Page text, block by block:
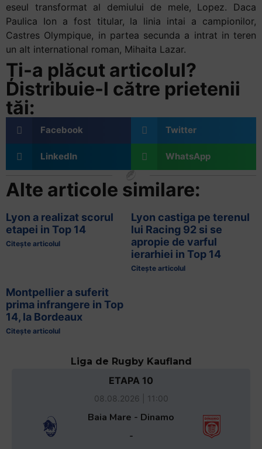
eseul transformat al demiului de mele, Lopez. Daca
Paulica Ion a fost titular, la linia intai a campionilor,
Castres Olympique, in partea secunda a intrat in teren
un alt international roman, Mihaita Lazar.
Ți-a plăcut articolul?
Distribuie-l către prietenii
tăi:
Facebook Twitter
LinkedIn WhatsApp
Alte articole similare:
Lyon a realizat scorul
etapei in Top 14
Citește articolul
Lyon castiga pe terenul
lui Racing 92 si se
apropie de varful
ierarhiei in Top 14
Citește articolul
Montpellier a suferit
prima infrangere in Top
14, la Bordeaux
Citește articolul
Liga de Rugby Kaufland
ETAPA 10
08.08.2026 | 11:00
Baia Mare - Dinamo
-